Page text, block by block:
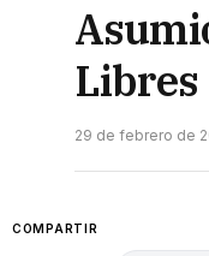
Libres
29 de febrero de
COMPARTIR